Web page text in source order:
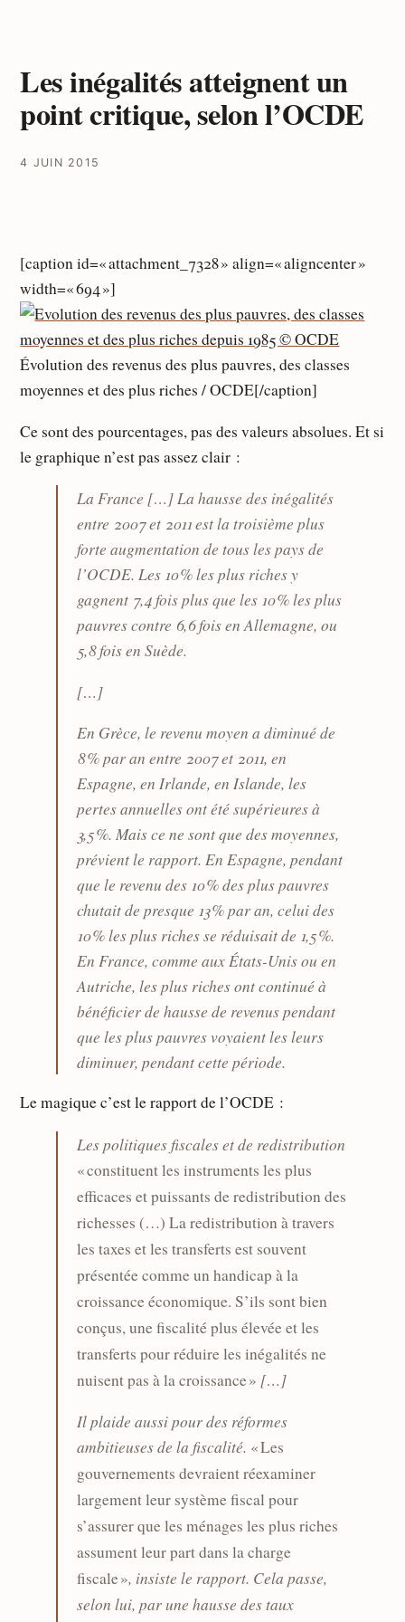
Les inégalités atteignent un
point critique, selon l’OCDE
4 JUIN 2015
[caption id=« attachment_7328 » align=« aligncenter »
width=« 694 »]
Évolution des revenus des plus pauvres, des classes
moyennes et des plus riches / OCDE[/caption]
Ce sont des pourcentages, pas des valeurs absolues. Et si
le graphique n’est pas assez clair :
La France […] La hausse des inégalités
entre 2007 et 2011 est la troisième plus
forte augmentation de tous les pays de
l’OCDE. Les 10 % les plus riches y
gagnent 7,4 fois plus que les 10 % les plus
pauvres contre 6,6 fois en Allemagne, ou
5,8 fois en Suède.
[…]
En Grèce, le revenu moyen a diminué de
8 % par an entre 2007 et 2011, en
Espagne, en Irlande, en Islande, les
pertes annuelles ont été supérieures à
3,5 %. Mais ce ne sont que des moyennes,
prévient le rapport. En Espagne, pendant
que le revenu des 10 % des plus pauvres
chutait de presque 13 % par an, celui des
10 % les plus riches se réduisait de 1,5 %.
En France, comme aux États-Unis ou en
Autriche, les plus riches ont continué à
bénéficier de hausse de revenus pendant
que les plus pauvres voyaient les leurs
diminuer, pendant cette période.
Le magique c’est le rapport de l’OCDE :
Les politiques fiscales et de redistribution
« constituent les instruments les plus
efficaces et puissants de redistribution des
richesses (…) La redistribution à travers
les taxes et les transferts est souvent
présentée comme un handicap à la
croissance économique. S’ils sont bien
conçus, une fiscalité plus élevée et les
transferts pour réduire les inégalités ne
nuisent pas à la croissance » […]
Il plaide aussi pour des réformes
ambitieuses de la fiscalité. « Les
gouvernements devraient réexaminer
largement leur système fiscal pour
s’assurer que les ménages les plus riches
assument leur part dans la charge
fiscale », insiste le rapport. Cela passe,
selon lui, par une hausse des taux